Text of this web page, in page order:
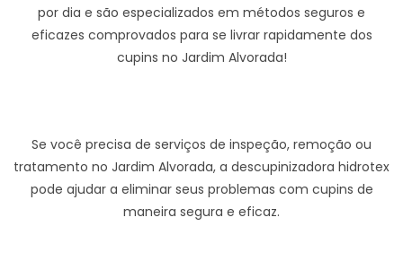
por dia e são especializados em métodos seguros e
eficazes comprovados para se livrar rapidamente dos
cupins no Jardim Alvorada!
Se você precisa de serviços de inspeção, remoção ou
tratamento no Jardim Alvorada, a descupinizadora hidrotex
pode ajudar a eliminar seus problemas com cupins de
maneira segura e eficaz.